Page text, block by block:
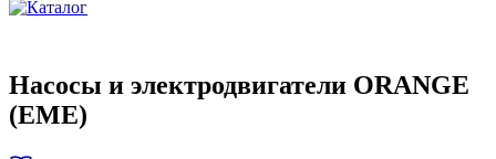
Насосы и электродвигатели ORANGE
(EME)